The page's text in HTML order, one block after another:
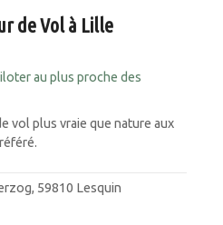
de Vol à Lille
au plus proche des
vol plus vraie que nature aux
59810 Lesquin